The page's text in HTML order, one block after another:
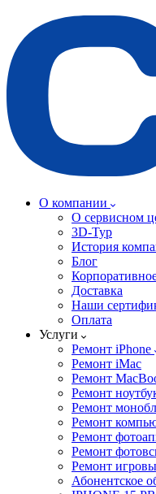
О компании
О сервисном
3D-Тур
История
Блог
Доставка
Наши
Оплата
Услуги
Ремонт iPhone
Ремонт iMac
Ремонт
Ремонт
Ремонт
Ремонт
Ремонт
Ремонт
Ремонт
Абонентское